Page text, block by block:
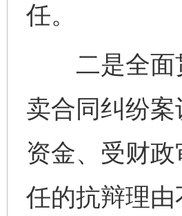
任。
二是全面贯
卖合同纠纷
资金、受财
任的抗辩理